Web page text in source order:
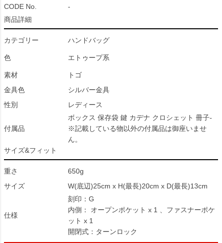
CODE No.
-
商品詳細
カテゴリー ハンドバッグ
色 エトゥープ系
素材
トゴ
金具色
シルバー金具
性別
レディース
付属品
ボックス 保存袋 鍵 カデナ クロシェット 冊子-
※記載している物以外の付属品は御座いませ
ん。
サイズ&フィット
重さ
650g
サイズ
W(底辺)25cm x H(最長)20cm x D(最長)13cm
仕様
刻印：G
内側： オープンポケット x 1 、ファスナーポケ
ット x 1
開閉式：ターンロック